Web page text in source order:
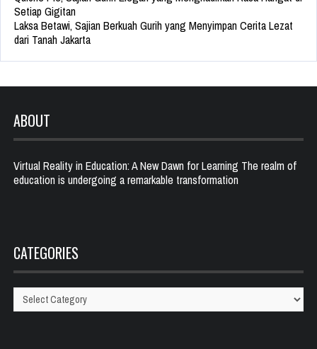
Setiap Gigitan
Laksa Betawi, Sajian Berkuah Gurih yang Menyimpan Cerita Lezat
dari Tanah Jakarta
ABOUT
Virtual Reality in Education: A New Dawn for Learning The realm of
education is undergoing a remarkable transformation
CATEGORIES
Categories